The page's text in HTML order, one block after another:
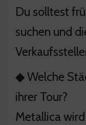
Du solltest
suchen und
◆ Welche
ihrer Tour?
Metallica